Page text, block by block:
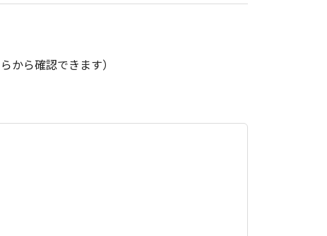
から確認できます）